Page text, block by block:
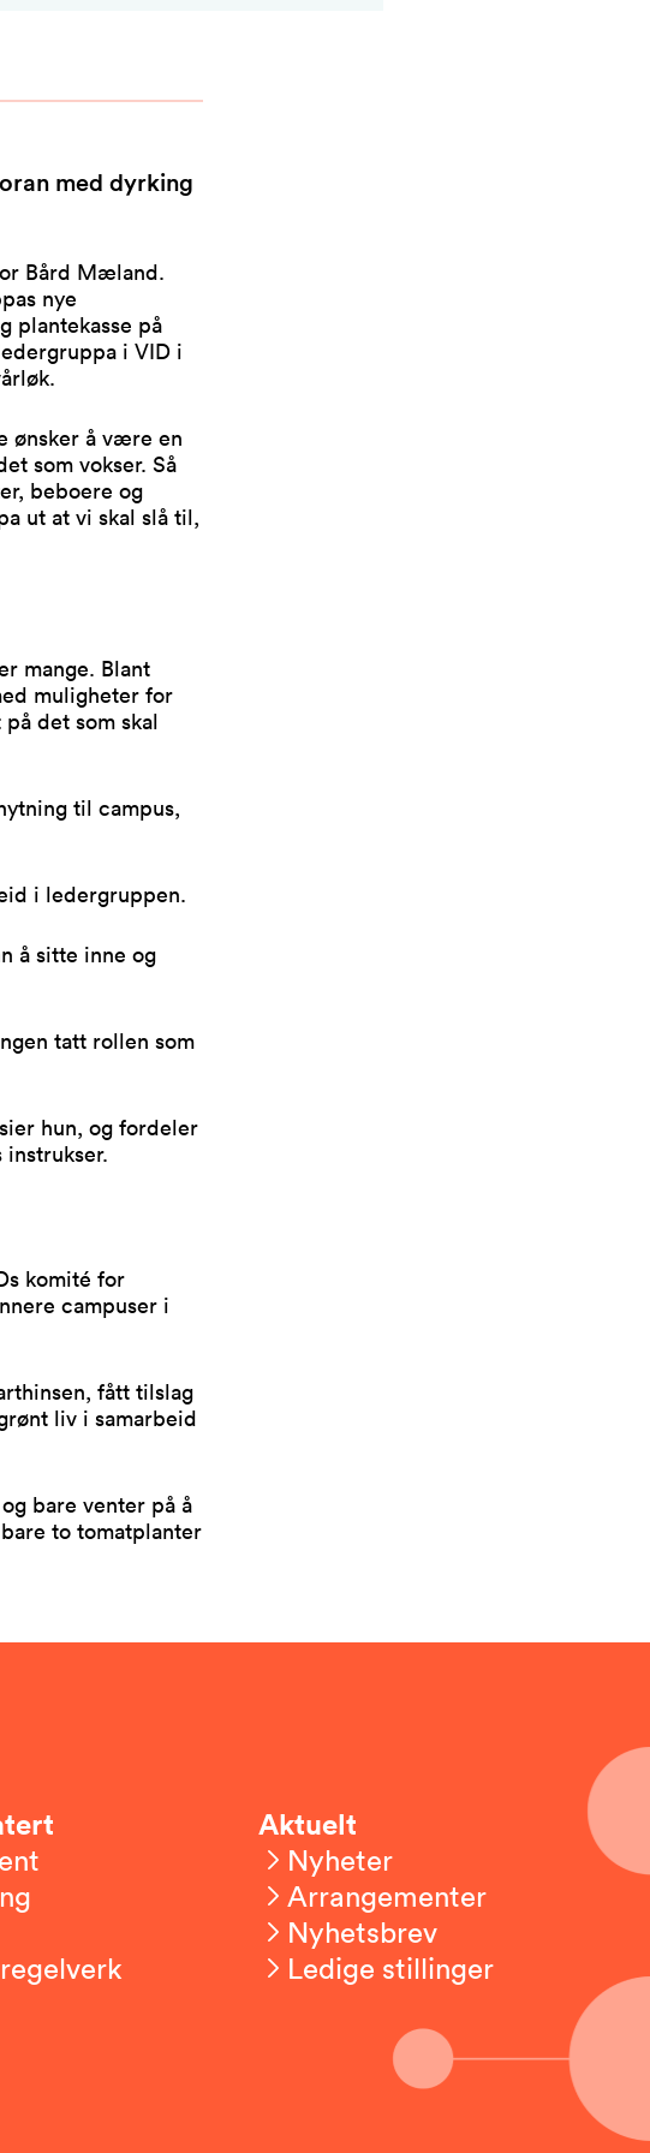
med dyrking
Bård Mæland.
nye
plantekasse på
i VID i
ønsker å være en
som vokser. Så
beboere og
ut at vi skal slå til,
mange. Blant
muligheter for
det som skal
til campus,
i ledergruppen.
å sitte inne og
tatt rollen som
hun, og fordeler
komité for
campuser i
fått tilslag
liv i samarbeid
bare venter på å
to tomatplanter
Aktuelt
Nyheter
Arrangementer
Nyhetsbrev
Ledige stillinger